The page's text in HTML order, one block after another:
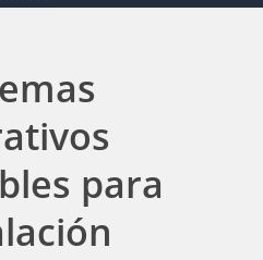
para